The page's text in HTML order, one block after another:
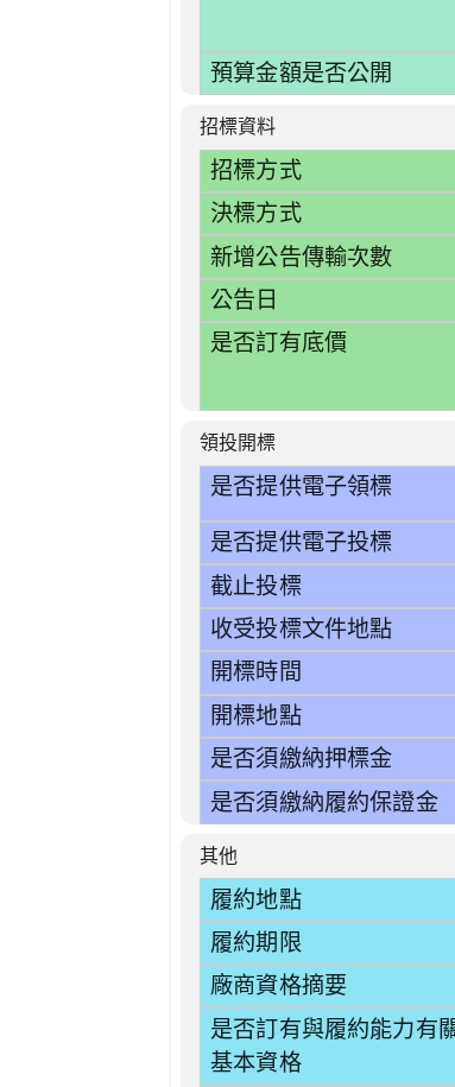
預算金額是否公開
招標資料
招標方式
決標方式
新增公告傳輸次數
公告日
是否訂有底價
領投開標
是否提供電子領標
是否提供電子投標
截止投標
收受投標文件地點
開標時間
開標地點
是否須繳納押標金
是否須繳納履約保證金
其他
履約地點
履約期限
廠商資格摘要
是否訂有與履約能力有
基本資格